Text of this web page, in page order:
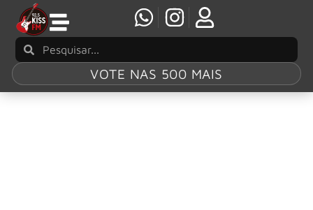
VOTE NAS 500 MAIS